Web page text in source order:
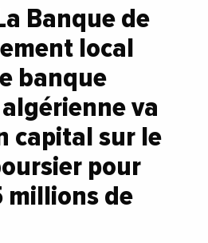
Banque de
local
banque
va
capital sur le
pour
millions de